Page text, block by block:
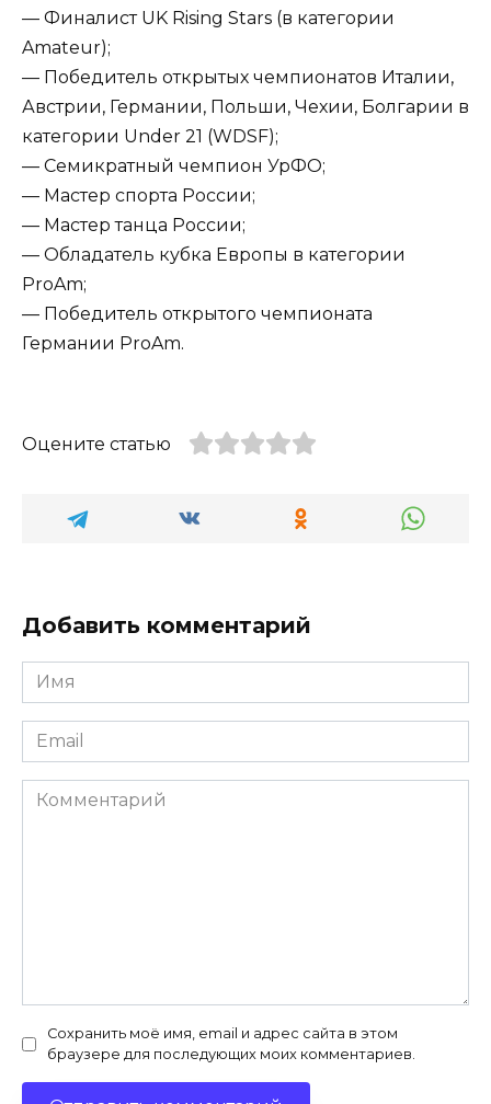
— Финалист UK Rising Stars (в категории
Amateur);
— Победитель открытых чемпионатов Италии,
Австрии, Германии, Польши, Чехии, Болгарии в
категории Under 21 (WDSF);
— Семикратный чемпион УрФО;
— Мастер спорта России;
— Мастер танца России;
— Обладатель кубка Европы в категории
ProAm;
— Победитель открытого чемпионата
Германии ProAm.
Оцените статью
Добавить комментарий
Имя
*
Email
*
Комментарий
Сохранить моё имя, email и адрес сайта в этом
браузере для последующих моих комментариев.